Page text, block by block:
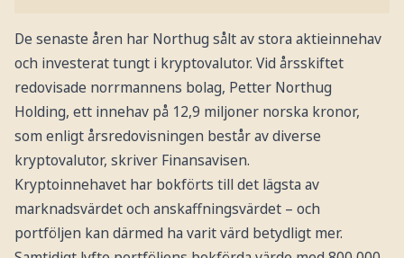
De senaste åren har Northug sålt av stora aktieinnehav
och investerat tungt i kryptovalutor. Vid årsskiftet
redovisade norrmannens bolag, Petter Northug
Holding, ett innehav på 12,9 miljoner norska kronor,
som enligt årsredovisningen består av diverse
kryptovalutor, skriver Finansavisen.
Kryptoinnehavet har bokförts till det lägsta av
marknadsvärdet och anskaffningsvärdet – och
portföljen kan därmed ha varit värd betydligt mer.